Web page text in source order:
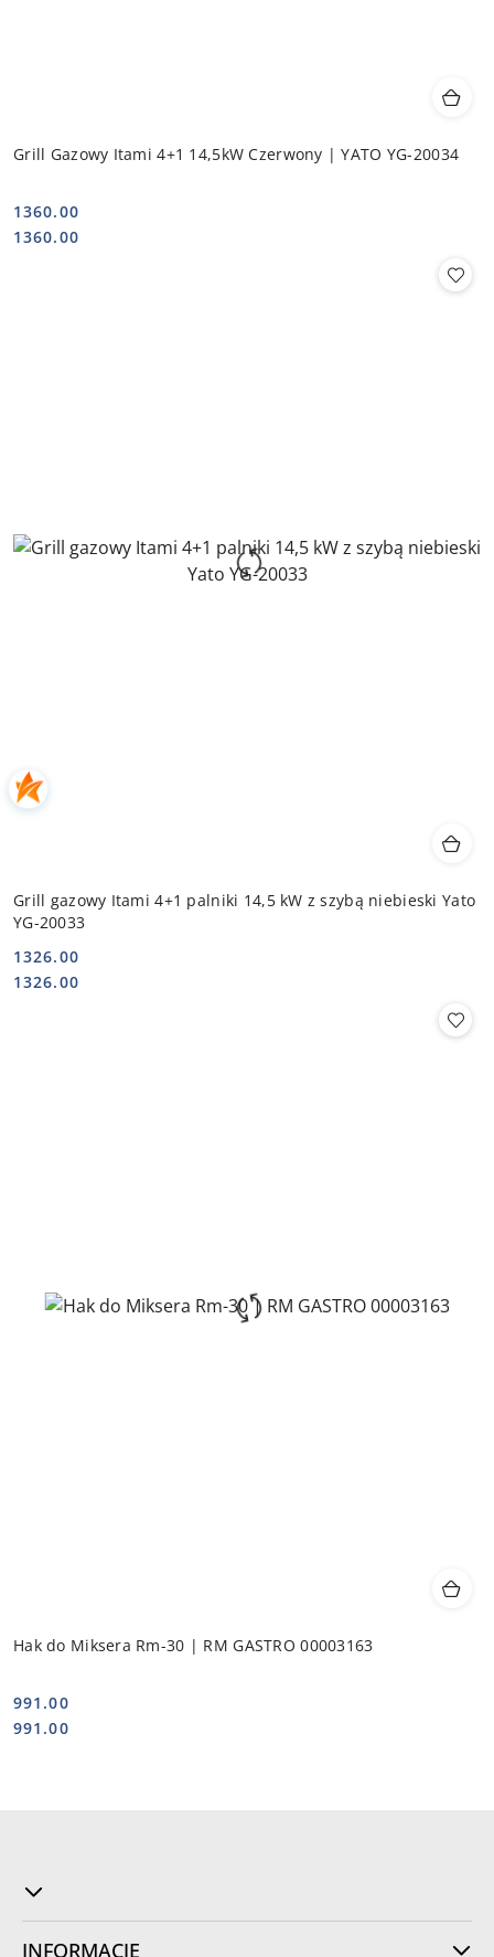
Grill Gazowy Itami 4+1 14,5kW Czerwony | YATO YG-20034
Cena:
1360.00
Cena:
1360.00
Grill gazowy Itami 4+1 palniki 14,5 kW z szybą niebieski Yato
YG-20033
Cena:
1326.00
Cena:
1326.00
Hak do Miksera Rm-30 | RM GASTRO 00003163
Cena:
991.00
Cena:
991.00
INFORMACJE